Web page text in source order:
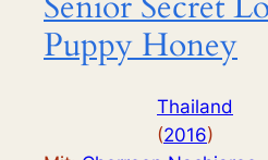
Puppy Honey
Thailand
(2016)